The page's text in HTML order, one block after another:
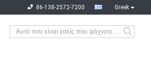
Greek
86-138-2572-7200